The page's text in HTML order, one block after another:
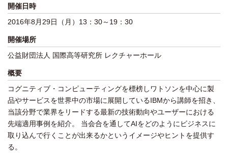
開催日時
2016年8月29日（月）13：30～19：30
開催場所
公益財団法人 国際高等研究所 レクチャーホール
概要
コグニティブ・コンピューティングを標榜しワトソンを中心に製
品やサービスを世界中の市場に展開しているIBMから講師を招き、
当該分野で業界をリードする最新の技術動向やユーザーにおける
先端適用事例を紹介。 当会合を通してAIをどのようにビジネスに
取り込んで行くことが出来るかというイメージやヒントを提供す
る。